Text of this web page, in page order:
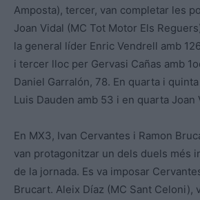
Amposta), tercer, van completar les
Joan Vidal (MC Tot Motor Els
la general líder Enric Vendrell amb
i tercer lloc per Gervasi Cañas amb
Daniel Garralón, 78. En quarta i
Luis Dauden amb 53 i en quarta Joan
En MX3, Ivan Cervantes i Ramon
van protagonitzar un dels duels més
de la jornada. Es va imposar
Brucart. Aleix Díaz (MC Sant Celoni),